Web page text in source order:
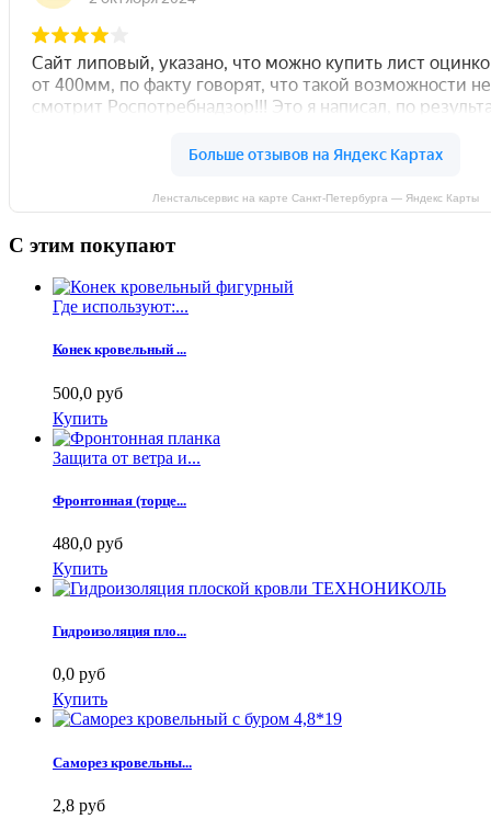
Ленстальсервис на карте Санкт‑Петербурга — Яндекс Карты
С этим покупают
Где используют:...
Конек кровельный ...
500,0 руб
Купить
Защита от ветра и...
Фронтонная (торце...
480,0 руб
Купить
Гидроизоляция пло...
0,0 руб
Купить
Саморез кровельны...
2,8 руб